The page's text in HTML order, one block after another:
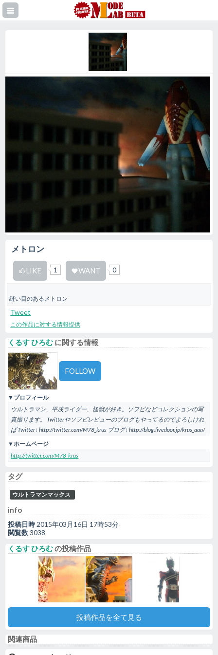
メトロン
LIKE 1 WANT 0
縫い目のあるメトロン
Tweet
この作品に対する情報提供
くるす ひろむ に関する情報
FOLLOW
▼プロフィール
ウルトラマン、平成ライダー、怪獣が好き。ソフビなどコレクションの写
真撮ります。 Twitterやソフビレビューのブログもやってるのでよろしけれ
ば Twitter↓ http://twitter.com/M78_krus ブログ↓ http://blog.livedoor.jp/krus_aaa/
▼ホームページ
http://twitter.com/M78_krus
タグ
ウルトラマンマックス
info
投稿日時 2015年03月16日 17時53分
閲覧数3038
くるす ひろむの投稿作品
投稿作品を全て見る
関連商品